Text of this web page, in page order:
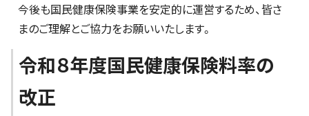
今後も国民健康保険事業を安定的に運営するため、皆さ
まのご理解とご協力をお願いいたします。
令和８年度国民健康保険料率の
改正